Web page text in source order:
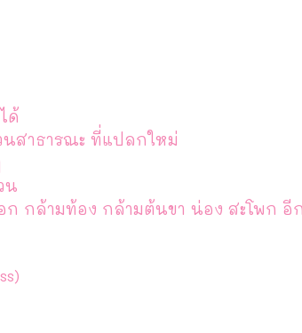
ด้
นสาธารณะ ที่แปลกใหม่
น
ก กล้ามท้อง กล้ามต้นขา น่อง สะโพก อี